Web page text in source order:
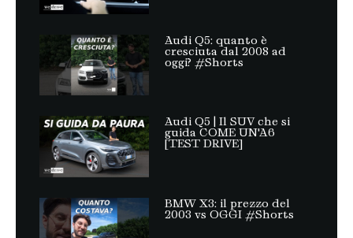
Audi Q5: quanto è
cresciuta dal 2008 ad
oggi? #Shorts
Audi Q5 | Il SUV che si
guida COME UN'A6
[TEST DRIVE]
BMW X3: il prezzo del
2003 vs OGGI #Shorts